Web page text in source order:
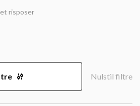
risposer
Nulstil filtre